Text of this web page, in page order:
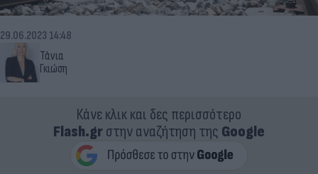
Τάνια
Γκιώση
29.06.2023 14:48
Κάνε κλικ και δες περισσότερο
Flash.grστην αναζήτηση της Google